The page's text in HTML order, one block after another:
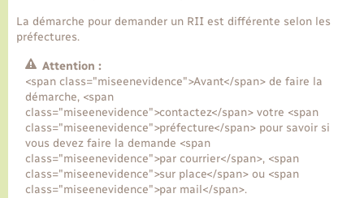
Histoire et patrimoine
L’intercommunalité
Numérique et services - accompagnement
Organisation d’événement
Seniors
Transports
La démarche pour demander un RII est différente selon les
préfectures.
Attention :
<span class="miseenevidence">Avant</span> de faire la
démarche, <span
class="miseenevidence">contactez</span> votre <span
class="miseenevidence">préfecture</span> pour savoir si
vous devez faire la demande <span
class="miseenevidence">par courrier</span>, <span
class="miseenevidence">sur place</span> ou <span
class="miseenevidence">par mail</span>.